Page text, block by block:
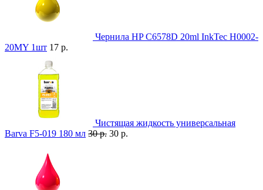
Чернила HP С6578D 20ml InkTec H0002-
20MY 1шт 17 р.
Чистящая жидкость универсальная
Barva F5-019 180 мл 30 р. 30 р.